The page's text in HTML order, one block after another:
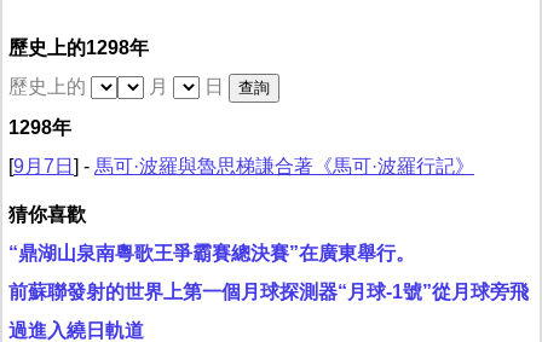
歷史上的1298年
歷史上的
月
日
1298年
[9月7日 ] - 馬可·波羅與魯思梯謙合著《馬可·波羅行記》
猜你喜歡
“鼎湖山泉南粵歌王爭霸賽總決賽”在廣東舉行。
前蘇聯發射的世界上第一個月球探測器“月球-1號”從月球旁飛
過進入繞日軌道